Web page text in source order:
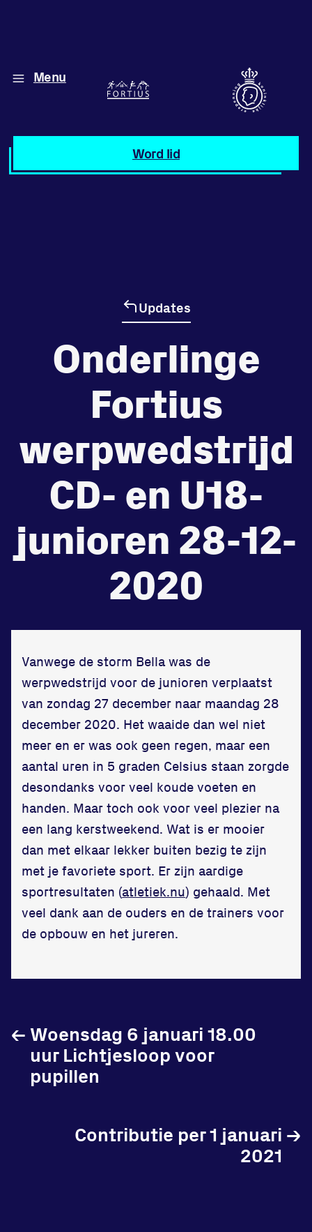
Menu
Word lid
Diverse disciplines
Atletiek
Beheers de
tegenstander
Worstelen
Prestaties op afstanden
zet je samen
Running
Zet een personal record
Fitness
Updates
Atleten
Vereniging
Contact
Sportpark Reeweg
Halmaheiraplein 35
3312 GH Dordrecht
Informatie
Updates
Onderlinge
Fortius
werpwedstrijd
CD- en U18-
junioren 28-12-
2020
Vanwege de storm Bella was de
werpwedstrijd voor de junioren verplaatst
van zondag 27 december naar maandag 28
december 2020. Het waaide dan wel niet
meer en er was ook geen regen, maar een
aantal uren in 5 graden Celsius staan zorgde
desondanks voor veel koude voeten en
handen. Maar toch ook voor veel plezier na
een lang kerstweekend. Wat is er mooier
dan met elkaar lekker buiten bezig te zijn
met je favoriete sport. Er zijn aardige
sportresultaten (atletiek.nu) gehaald. Met
veel dank aan de ouders en de trainers voor
de opbouw en het jureren.
Woensdag 6 januari 18.00
uur Lichtjesloop voor
pupillen
←
Contributie per 1 januari
2021
→